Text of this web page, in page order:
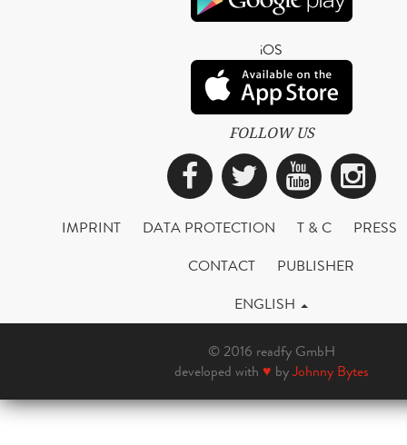
iOS
FOLLOW US
Facebook
Twitter
IMPRINT DATA PROTECTION T & C
PRESS
CONTACT
PUBLISHER
ENGLISH
© 2016 readfy GmbH
developed with ♥ byJohnny Bytes